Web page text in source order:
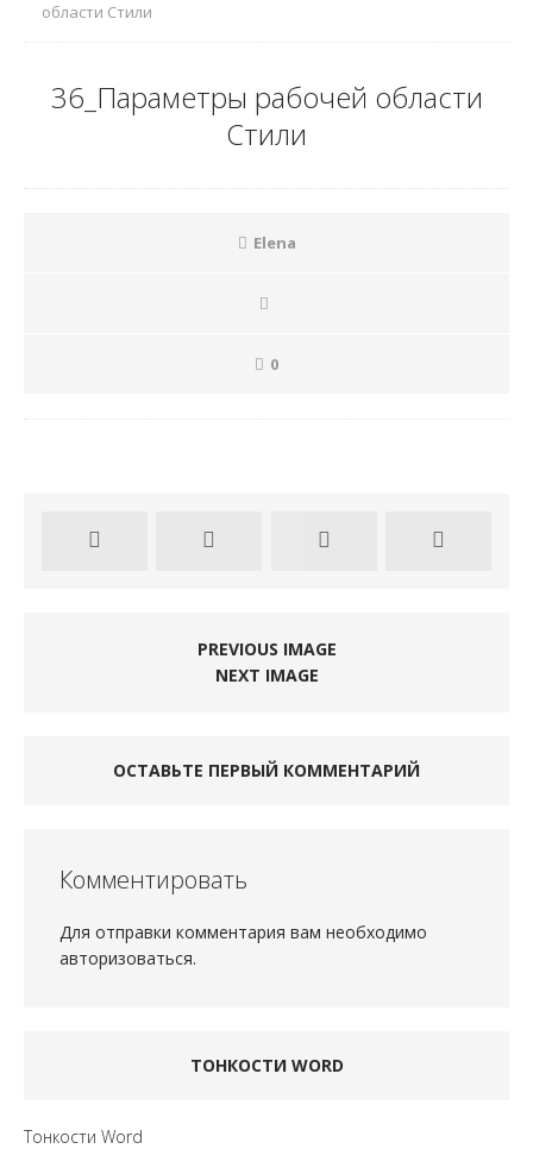
области Стили
36_Параметры рабочей области
Стили
Elena
0
PREVIOUS IMAGE
NEXT IMAGE
ОСТАВЬТЕ ПЕРВЫЙ КОММЕНТАРИЙ
Комментировать
Для отправки комментария вам необходимо
авторизоваться.
ТОНКОСТИ WORD
Тонкости Word